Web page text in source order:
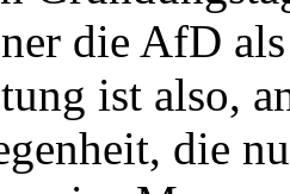
die AfD
ist also,
die